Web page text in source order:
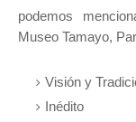
podemos
Museo Tamayo,
Visión y
Inédito